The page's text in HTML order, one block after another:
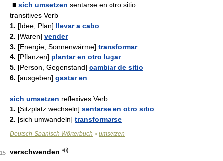
■ sich umsetzen sentarse en otro sitio
transitives Verb
1. [Idee, Plan] llevar a cabo
2. [Waren] vender
3. [Energie, Sonnenwärme] transformar
4. [Pflanzen] plantar en otro lugar
5. [Person, Gegenstand] cambiar de sitio
6. [ausgeben] gastar en
————————
sich umsetzen reflexives Verb
1. [Sitzplatz wechseln] sentarse en otro sitio
2. [sich umwandeln] transformarse
Deutsch-Spanisch Wörterbuch > umsetzen
15
verschwenden